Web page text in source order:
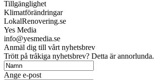
Tillgänglighet
Klimatförändringar
LokalRenovering.se
Yes Media
info@yesmedia.se
Anmäl dig till vårt nyhetsbrev
Trött på tråkiga nyhetsbrev? Detta är annorlunda.
Ange e-post